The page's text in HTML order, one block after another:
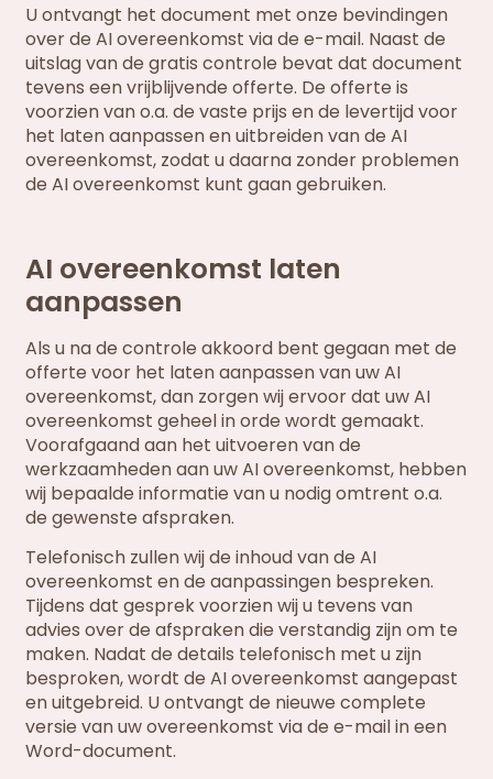
U ontvangt het document met onze bevindingen
over de AI overeenkomst via de e-mail. Naast de
uitslag van de gratis controle bevat dat document
tevens een vrijblijvende offerte. De offerte is
voorzien van o.a. de vaste prijs en de levertijd voor
het laten aanpassen en uitbreiden van de AI
overeenkomst, zodat u daarna zonder problemen
de AI overeenkomst kunt gaan gebruiken.
AI overeenkomst laten
aanpassen
Als u na de controle akkoord bent gegaan met de
offerte voor het laten aanpassen van uw AI
overeenkomst, dan zorgen wij ervoor dat uw AI
overeenkomst geheel in orde wordt gemaakt.
Voorafgaand aan het uitvoeren van de
werkzaamheden aan uw AI overeenkomst, hebben
wij bepaalde informatie van u nodig omtrent o.a.
de gewenste afspraken.
Telefonisch zullen wij de inhoud van de AI
overeenkomst en de aanpassingen bespreken.
Tijdens dat gesprek voorzien wij u tevens van
advies over de afspraken die verstandig zijn om te
maken. Nadat de details telefonisch met u zijn
besproken, wordt de AI overeenkomst aangepast
en uitgebreid. U ontvangt de nieuwe complete
versie van uw overeenkomst via de e-mail in een
Word-document.